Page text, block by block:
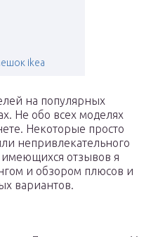
ikea
на популярных
Не обо всех моделях
Некоторые просто
непривлекательного
отзывов я
и обзором плюсов и
вариантов.